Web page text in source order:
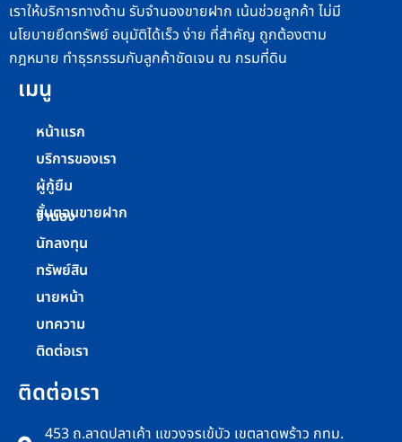
เราให้บริการทางด้าน รับจำนองขายฝาก เน้นช่วยลูกค้า ไม่มี
นโยบายยึดทรัพย์ อนุมัติได้เร็ว ง่าย ที่สำคัญ ถูกต้องตาม
กฎหมาย ทำธุรกรรมกับลูกค้าชัดเจน ณ กรมที่ดิน
เมนู
หน้าแรก
บริการของเรา
ผู้กู้ยืม
ขั้นตอนขายฝาก
จำนอง
นักลงทุน
ทรัพย์สิน
นายหน้า
บทความ
ติดต่อเรา
ติดต่อเรา
453 ถ.ลาดปลาเค้า แขวงจรเข้บัว เขตลาดพร้าว กทม.